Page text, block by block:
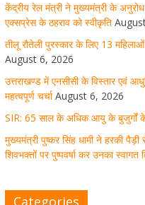
मुख्यमंत्री
पर
धर्मनगरी
और
केंद्रीय रेल मंत्री ने मुख्यमंत्री के
एक्सप्रेस के ठहराव को स्वीकृति
तीलू रौतेली पुरस्कार के लिए 13
August 6, 2026
उत्तराखण्ड में एनसीसी के विस्तार एवं
महत्वपूर्ण चर्चा August 6, 2026
SIR: 65 साल के अधिक आयु के बुजुर्गों
मुख्यमंत्री पुष्कर सिंह धामी ने हरकी
शिवभक्तों पर पुष्पवर्षा कर उनका स्वागत
Categories